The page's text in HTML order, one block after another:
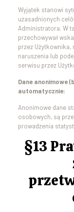
Wyjątek stanowi
uzasadnionych
Administratora. W
przechowywał
przez Użytkownika,
naruszenia lub
serwisu przez
Dane anonimowe
automatycznie:
Anonimowe dane
osobowych, są
prowadzenia
§13